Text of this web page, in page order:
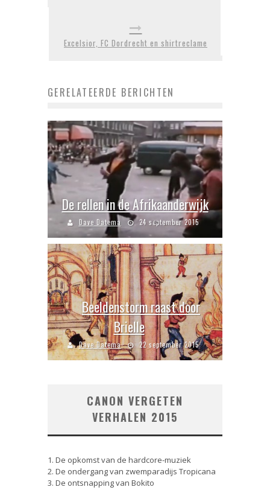
Excelsior, FC Dordrecht en shirtreclame
GERELATEERDE BERICHTEN
De rellen in de Afrikaanderwijk
Dave Datema 24 september 2015
Beeldenstorm raast door
Brielle
Dave Datema 22 september 2015
CANON VERGETEN
VERHALEN 2015
1. De opkomst van de hardcore-muziek
2. De ondergang van zwemparadijs Tropicana
3. De ontsnapping van Bokito